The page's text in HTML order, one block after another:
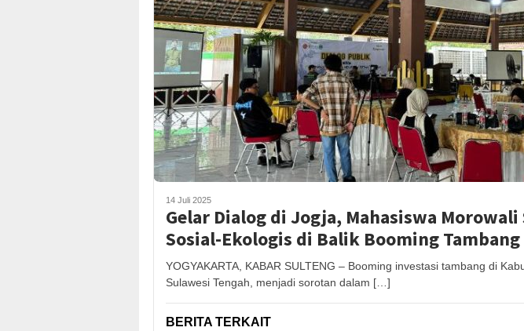
14 Juli 2025
Gelar Dialog di Jogja, Mahasiswa
Sosial-Ekologis di Balik Booming Tambang
YOGYAKARTA, KABAR SULTENG – Booming investasi tambang di
Sulawesi Tengah, menjadi sorotan dalam […]
BERITA TERKAIT